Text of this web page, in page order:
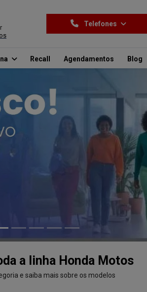
Telefones
Recall Agendamentos Blog
a linha Honda Motos
e saiba mais sobre os modelos